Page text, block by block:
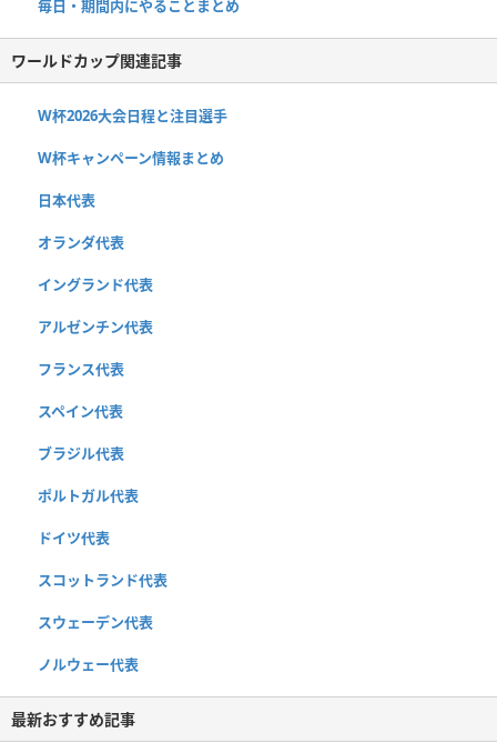
毎日・期間内にやることまとめ
ワールドカップ関連記事
W杯2026大会日程と注目選手
W杯キャンペーン情報まとめ
日本代表
オランダ代表
イングランド代表
アルゼンチン代表
フランス代表
スペイン代表
ブラジル代表
ポルトガル代表
ドイツ代表
スコットランド代表
スウェーデン代表
ノルウェー代表
最新おすすめ記事